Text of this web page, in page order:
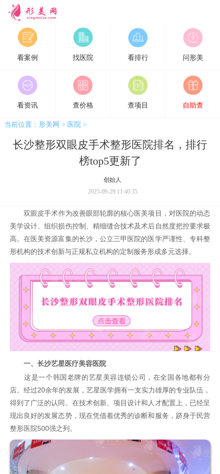
形美网
看案例 找医院 看排行 问形美
看资讯 查价格 查项目 自助查
当前位置： 形美网 > 医院>
长沙整形双眼皮手术整形医院排名，排行
榜top5更新了
创始人
2025-09-29 11:40:35
双眼皮手术作为改善眼部轮廓的核心医美项目，对医院的动态
美学设计、组织损伤控制、精细缝合技术及术后自然度把控要求极
高。在医美资源富集的长沙，公立三甲医院的医学严谨性、专科整
形机构的技术创新与正规私立机构的定制服务形成多元选择。
一、长沙艺星医疗美容医院
这是一个韩国老牌的艺星美容连锁公司，在全国各地都有分
店。经过20余年的发展，艺星医学拥有一支实力雄厚的专业队伍，
得到了广泛的认同。在技术创新、项目设计和人才配置上，已经呈
现出良好的发展态势，现在凭借着优秀的诊断和服务，跻身于民营
整形医院500强之列。